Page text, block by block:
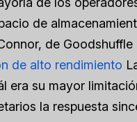
de
de Goodshuffle
de alto rendimiento
era su mayor
la respuesta